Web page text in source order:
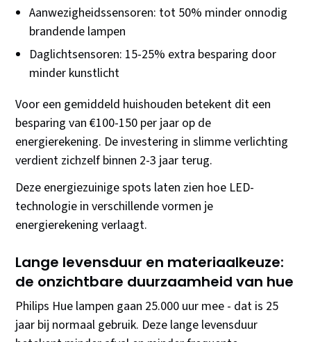
Aanwezigheidssensoren: tot 50% minder onnodig
brandende lampen
Daglichtsensoren: 15-25% extra besparing door
minder kunstlicht
Voor een gemiddeld huishouden betekent dit een
besparing van €100-150 per jaar op de
energierekening. De investering in slimme verlichting
verdient zichzelf binnen 2-3 jaar terug.
Deze energiezuinige spots laten zien hoe LED-
technologie in verschillende vormen je
energierekening verlaagt.
Lange levensduur en materiaalkeuze:
de onzichtbare duurzaamheid van hue
Philips Hue lampen gaan 25.000 uur mee - dat is 25
jaar bij normaal gebruik. Deze lange levensduur